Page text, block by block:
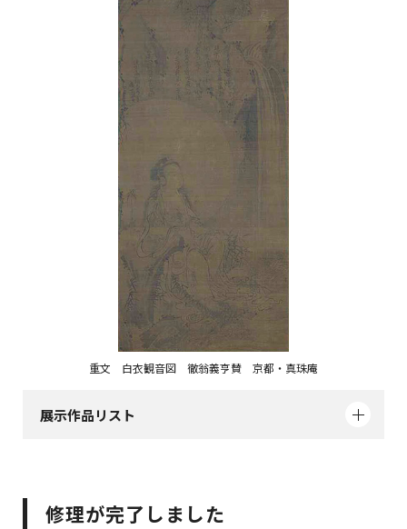
重文 白衣観音図 徹翁義亨賛 京都・真珠庵
展示作品リスト
修理が完了しました